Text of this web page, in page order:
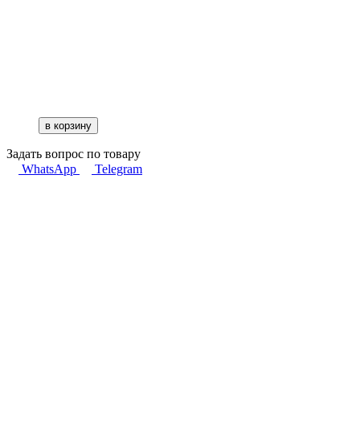
в корзину
Задать вопрос по товару
WhatsApp
Telegram